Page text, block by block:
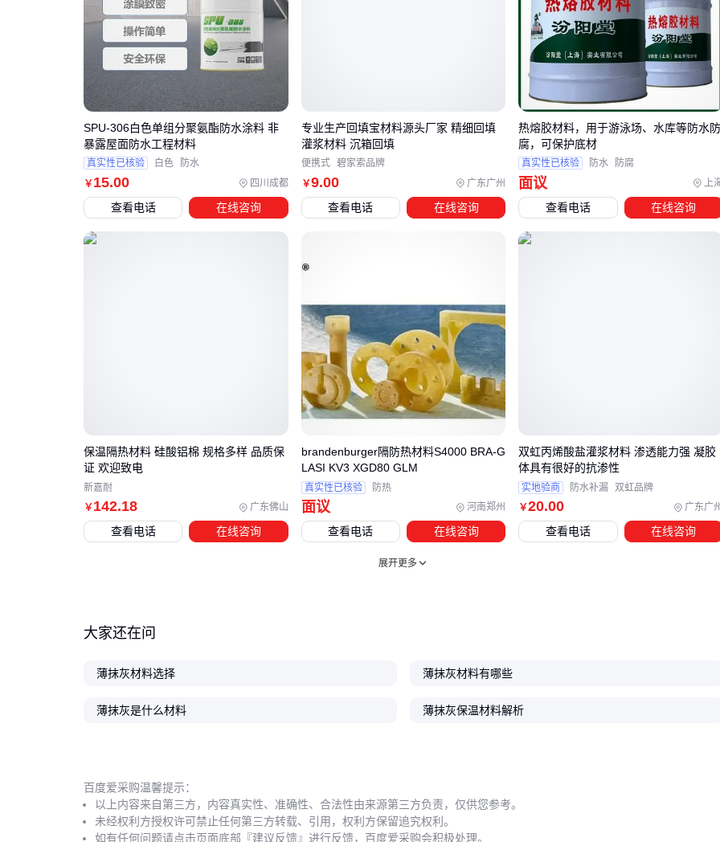
既有墙体改造项目，需先通过界面剂解决新旧基层粘结力差
最终选型应基于基层检测报告和施工环境评估，避免仅凭经验
判断。配套的界面剂和增强材料选择同样影响整体系统性能，
这需要结合下一环节的施工控制要点综合决策。
四、为什么薄抹灰材料施工效果总差强人意？你可能忽
略了这些配套
采购薄抹灰材料后，许多施工团队常遇到材料粘结不牢、表面
若抗拉强度不足，在墙体轻微变形时就会失去抗裂作用。
关键配套通常分为三类：
基层处理工具：如手持式砂浆喷涂枪
增强材料：耐碱网格布的克重和耐碱性直接影响抗裂年限
混合设备： 抹灰专用搅拌机
以搅拌环节为例，人工拌合容易引入气泡且难以控制水灰比，
而专业搅拌机通过双卧轴设计能实现更充分的材料融合。施工
现场常见的凝固时间不稳定问题，往往源于混合不均匀导致的
局部材料反应差异。
配套工具的选择逻辑应遵循主材性能反向推导：高粘结强度的
薄抹灰材料需要更高精度的喷涂设备，而快干型配方则对搅拌
材料上墙后的异常表现是最直接的质检报告。当发现以下情况
时，需要立即停工排查：
添加剂比例错误
干燥后敲击有空鼓声：往往因基层除尘不彻底或界面剂未完
￥15.00 四川成都
SPU-306白色单组分聚氨酯防水涂料 非
暴露屋面防水工程材料
真实性已核验 白色 防水
查看电话 在线咨询
￥9.00 广东广州
专业生产回填宝材料源头厂家 精细回填
灌浆材料 沉箱回填
便携式 碧家索品牌
查看电话 在线咨询
面议 上
热熔胶材料，用于游泳场、水库等防水
腐，可保护底材
真实性已核验 防水 防腐
查看电话 在线咨询
￥ 142.18 广东佛山
保温隔热材料 硅酸铝棉 规格多样 品质保
证 欢迎致电
新嘉耐
查看电话 在线咨询
面议 河南郑州
brandenburger隔防热材料S4000 BRA-G
LASI KV3 XGD80 GLM
真实性已核验 防热
查看电话 在线咨询
￥20.00 广东广
双虹丙烯酸盐灌浆材料 渗透能力强 凝胶
体具有很好的抗渗性
实地验商 防水补漏 双虹品牌
查看电话 在线咨询
展开更多
大家还在问
薄抹灰材料选择 薄抹灰材料有哪些
薄抹灰是什么材料 薄抹灰保温材料解析
百度爱采购温馨提示：
以上内容来自第三方，内容真实性、准确性、合法性由来源第三方负责，仅供您参考。
未经权利方授权许可禁止任何第三方转载、引用，权利方保留追究权利。
如有任何问题请点击页面底部『建议反馈』进行反馈，百度爱采购会积极处理。